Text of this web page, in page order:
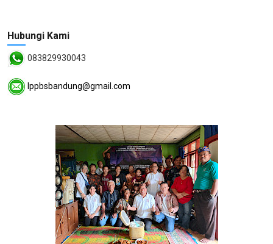
Hubungi Kami
083829930043
lppbsbandung@gmail.com